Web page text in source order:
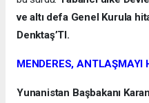
ve altı defa Genel Kurula
Denktaş’TI.
MENDERES, ANTLAŞMAYI
Yunanistan Başbakanı